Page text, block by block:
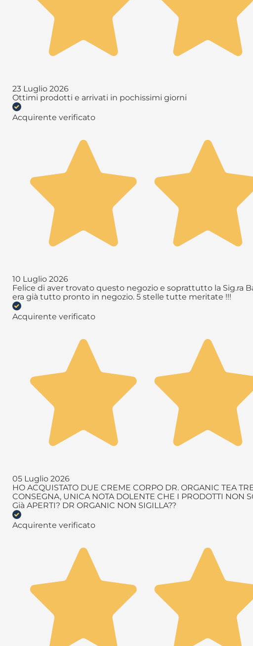
23 Luglio 2026
Ottimi prodotti e arrivati in pochissimi giorni
Acquirente verificato
10 Luglio 2026
Felice di aver trovato questo negozio e soprattutto la Sig.ra
era già tutto pronto in negozio. 5 stelle tutte meritate !!!
Acquirente verificato
05 Luglio 2026
HO ACQUISTATO DUE CREME CORPO DR. ORGANIC TEA
CONSEGNA, UNICA NOTA DOLENTE CHE I PRODOTTI NON
Già APERTI? DR ORGANIC NON SIGILLA??
Acquirente verificato